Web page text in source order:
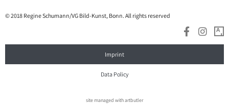
© 2018 Regine Schumann/VG Bild-Kunst, Bonn. All rights reserved
Imprint
Data Policy
site managed with artbutler